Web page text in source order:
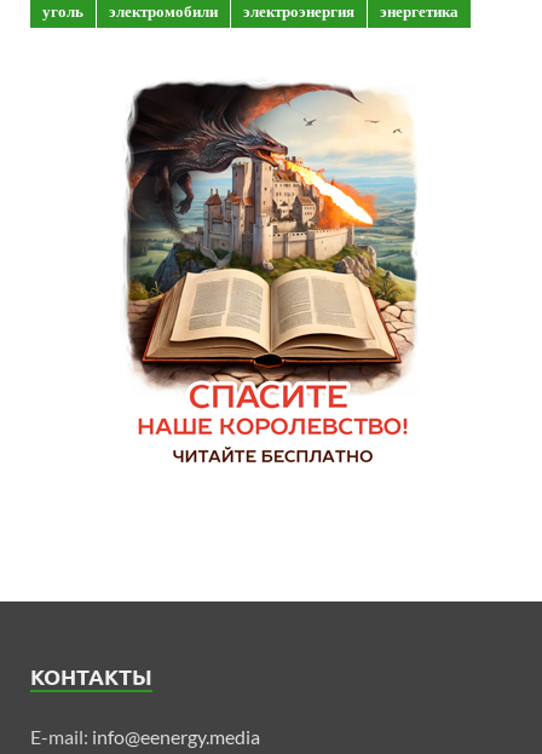
уголь
электромобили электроэнергия энергетика
КОНТАКТЫ
E-mail: info@eenergy.media